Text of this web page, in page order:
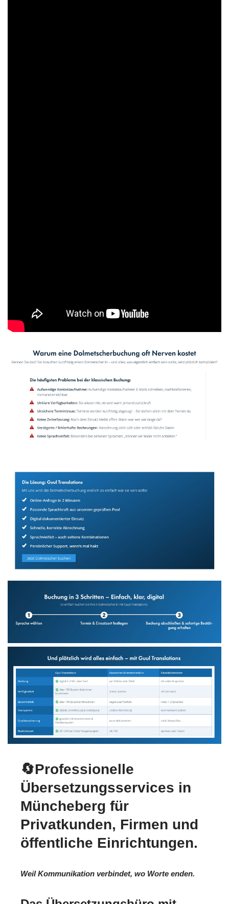
🔄Professionelle
Übersetzungsservices in
Müncheberg für
Privatkunden, Firmen und
öffentliche Einrichtungen.
Weil Kommunikation verbindet, wo Worte enden.